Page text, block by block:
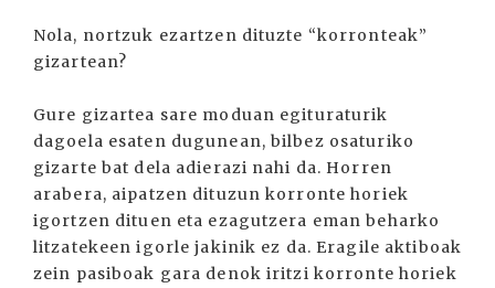
Nola, nortzuk ezartzen dituzte “korronteak”
gizartean?
Gure gizartea sare moduan egituraturik
dagoela esaten dugunean, bilbez osaturiko
gizarte bat dela adierazi nahi da. Horren
arabera, aipatzen dituzun korronte horiek
igortzen dituen eta ezagutzera eman beharko
litzatekeen igorle jakinik ez da. Eragile aktiboak
zein pasiboak gara denok iritzi korronte horiek